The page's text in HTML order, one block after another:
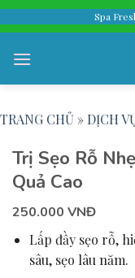
Skip
to
content
Spa
TRANG CHỦ » DỊCH
Trị Sẹo Rỗ
Quả Cao
250.000 VNĐ
Lấp đầy sẹo rỗ,
sâu, sẹo lâu năm.